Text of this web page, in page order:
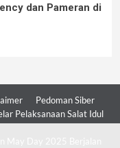
dan Pameran di
Pedoman Siber
Pelaksanaan Salat Idul